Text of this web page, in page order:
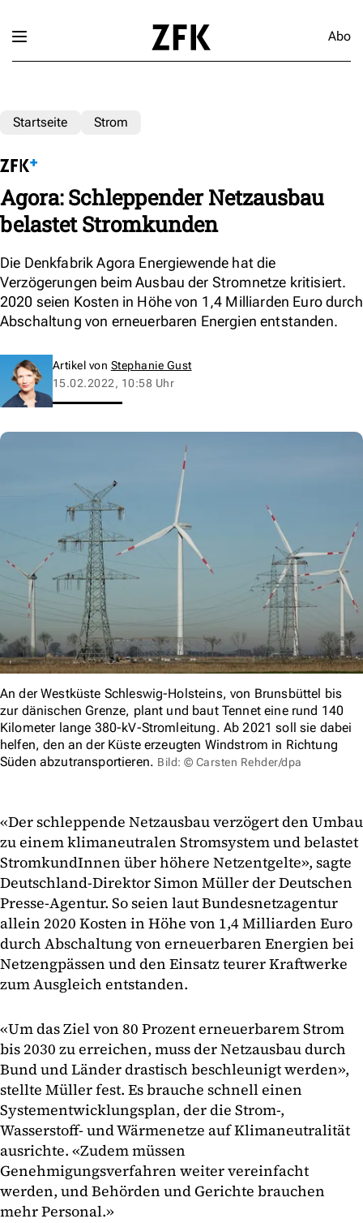
Abo
Startseite Strom
Agora: Schleppender Netzausbau
belastet Stromkunden
Die Denkfabrik Agora Energiewende hat die
Verzögerungen beim Ausbau der Stromnetze kritisiert.
2020 seien Kosten in Höhe von 1,4 Milliarden Euro durch
Abschaltung von erneuerbaren Energien entstanden.
Artikel von Stephanie Gust
15.02.2022, 10:58 Uhr
An der Westküste Schleswig-Holsteins, von Brunsbüttel bis
zur dänischen Grenze, plant und baut Tennet eine rund 140
Kilometer lange 380-kV-Stromleitung. Ab 2021 soll sie dabei
helfen, den an der Küste erzeugten Windstrom in Richtung
Süden abzutransportieren. Bild: © Carsten Rehder/dpa
«Der schleppende Netzausbau verzögert den Umbau
zu einem klimaneutralen Stromsystem und belastet
StromkundInnen über höhere Netzentgelte», sagte
Deutschland-Direktor Simon Müller der Deutschen
Presse-Agentur. So seien laut Bundesnetzagentur
allein 2020 Kosten in Höhe von 1,4 Milliarden Euro
durch Abschaltung von erneuerbaren Energien bei
Netzengpässen und den Einsatz teurer Kraftwerke
zum Ausgleich entstanden.
«Um das Ziel von 80 Prozent erneuerbarem Strom
bis 2030 zu erreichen, muss der Netzausbau durch
Bund und Länder drastisch beschleunigt werden»,
stellte Müller fest. Es brauche schnell einen
Systementwicklungsplan, der die Strom-,
Wasserstoff- und Wärmenetze auf Klimaneutralität
ausrichte. «Zudem müssen
Genehmigungsverfahren weiter vereinfacht
werden, und Behörden und Gerichte brauchen
mehr Personal.»